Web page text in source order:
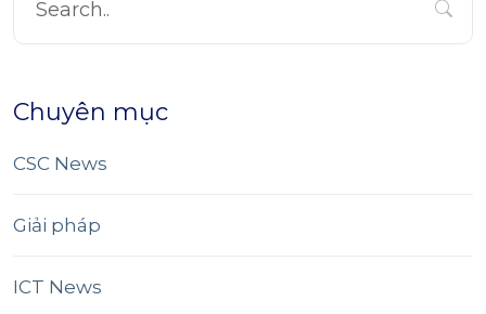
Chuyên mục
CSC News
Giải pháp
ICT News